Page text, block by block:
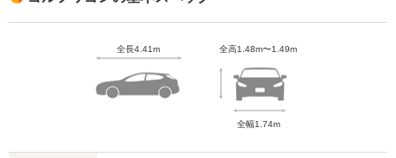
全長4.41m 全高1.48m〜1.49m
全幅1.74m